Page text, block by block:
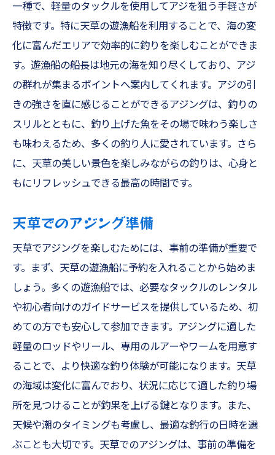
一種で、軽量のタックルを使用してアジを狙う手軽さが
特徴です。特に天草の遊漁船を利用することで、海の変
化に富んだエリアで効率的に釣りを楽しむことができま
す。遊漁船の船長は地元の海を知り尽くしており、アジ
の群れが集まるポイントへ案内してくれます。アジの引
きの強さを直に感じることができるアジングは、釣りの
スリルとともに、釣り上げた魚をその場で味わう楽しさ
も味わえるため、多くの釣り人に愛されています。さら
に、天草の美しい景色を楽しみながらの釣りは、心身と
もにリフレッシュできる最高の時間です。
天草でのアジング準備
天草でアジングを楽しむためには、事前の準備が重要で
す。まず、天草の遊漁船に予約を入れることから始めま
しょう。多くの遊漁船では、必要なタックルのレンタル
や初心者向けのガイドサービスを提供しているため、初
めての方でも安心して参加できます。アジングに適した
軽量のロッドやリール、専用のルアーやワームを用意す
ることで、より快適な釣り体験が可能になります。天草
の海域は変化に富んでおり、状況に応じて適した釣り場
所を見つけることが釣果を上げる鍵となります。また、
天候や潮のタイミングも考慮し、最適な釣行の日時を選
ぶことも大切です。天草でのアジングは、事前の準備を